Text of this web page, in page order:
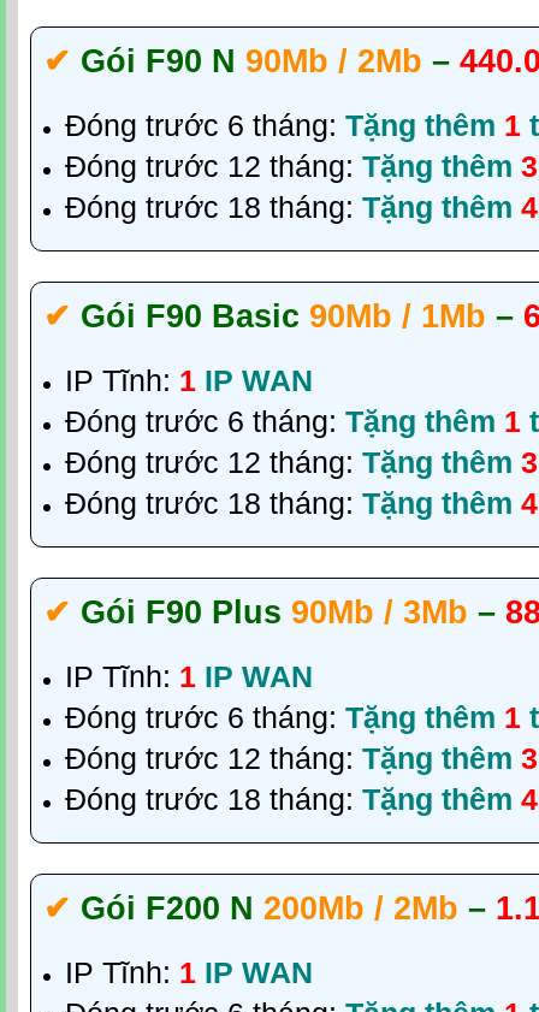
✔‎ Gói F90 N 90Mb / 2Mb –
Đóng trước 6 tháng: Tặng thêm 1
Đóng trước 12 tháng: Tặng thêm 3
Đóng trước 18 tháng: Tặng thêm 4
✔‎ Gói F90 Basic 90Mb / 1Mb –
IP Tĩnh: 1 IP WAN
Đóng trước 6 tháng: Tặng thêm 1
Đóng trước 12 tháng: Tặng thêm 3
Đóng trước 18 tháng: Tặng thêm 4
✔‎ Gói F90 Plus 90Mb / 3Mb –
IP Tĩnh: 1 IP WAN
Đóng trước 6 tháng: Tặng thêm 1
Đóng trước 12 tháng: Tặng thêm 3
Đóng trước 18 tháng: Tặng thêm 4
✔‎ Gói F200 N 200Mb / 2Mb –
IP Tĩnh: 1 IP WAN